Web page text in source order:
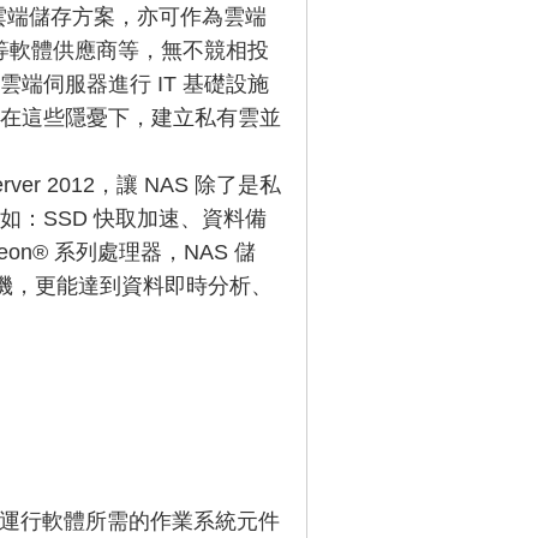
儲存方案，亦可作為雲端
體供應商等，無不競相投
端伺服器進行 IT 基礎設施
這些隱憂下，建立私有雲並
2012，讓 NAS 除了是私
：SSD 快取加速、資料備
系列處理器，NAS 儲
更能達到資料即時分析、
行軟體所需的作業系統元件